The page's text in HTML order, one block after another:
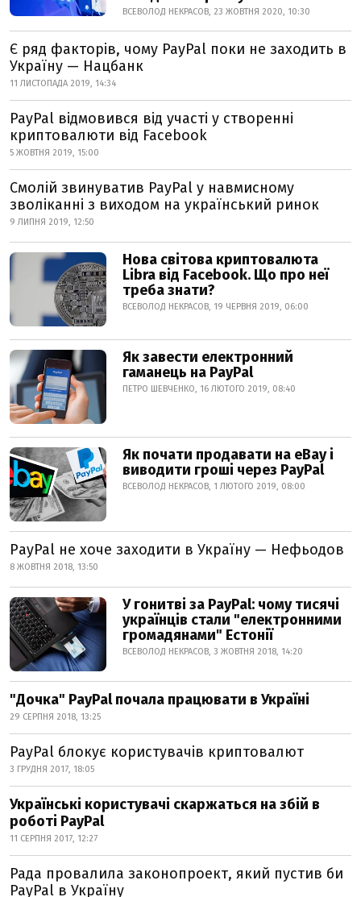
ВСЕВОЛОД НЕКРАСОВ, 23 ЖОВТНЯ 2020, 10:30
Є ряд факторів, чому PayPal поки не заходить в
Україну — Нацбанк
11 ЛИСТОПАДА 2019, 14:34
PayPal відмовився від участі у створенні
криптовалюти від Facebook
5 ЖОВТНЯ 2019, 15:00
Смолій звинуватив PayPal у навмисному
зволіканні з виходом на український ринок
9 ЛИПНЯ 2019, 12:50
Нова світова криптовалюта
Libra від Facebook. Що про неї
треба знати?
ВСЕВОЛОД НЕКРАСОВ, 19 ЧЕРВНЯ 2019, 06:00
Як завести електронний
гаманець на PayPal
ПЕТРО ШЕВЧЕНКО, 16 ЛЮТОГО 2019, 08:40
Як почати продавати на eBay і
виводити гроші через PayPal
ВСЕВОЛОД НЕКРАСОВ, 1 ЛЮТОГО 2019, 08:00
РayPal не хоче заходити в Україну — Нефьодов
8 ЖОВТНЯ 2018, 13:50
У гонитві за PayPal: чому тисячі
українців стали "електронними
громадянами" Естонії
ВСЕВОЛОД НЕКРАСОВ, 3 ЖОВТНЯ 2018, 14:20
"Дочка" PayPal почала працювати в Україні
29 СЕРПНЯ 2018, 13:25
PayPal блокує користувачів криптовалют
3 ГРУДНЯ 2017, 18:05
Українські користувачі скаржаться на збій в
роботі PayPal
11 СЕРПНЯ 2017, 12:27
Рада провалила законопроект, який пустив би
PayPal в Україну